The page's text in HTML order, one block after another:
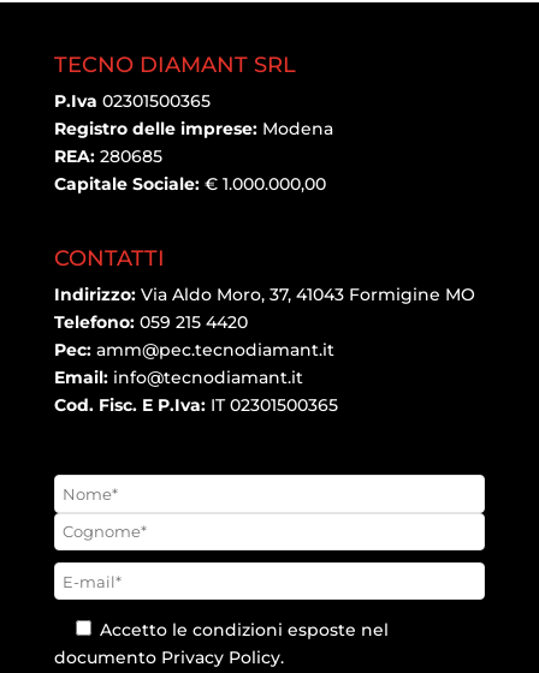
TECNO DIAMANT SRL
P.Iva 02301500365
Registro delle imprese:Modena
REA:280685
Capitale Sociale: € 1.000.000,00
CONTATTI
Indirizzo: Via Aldo Moro, 37, 41043 Formigine MO
Telefono: 059 215 4420
Pec: amm@pec.tecnodiamant.it
Email: info@tecnodiamant.it
Cod. Fisc. E P.Iva:IT 02301500365
Accetto le condizioni esposte nel
documento Privacy Policy.